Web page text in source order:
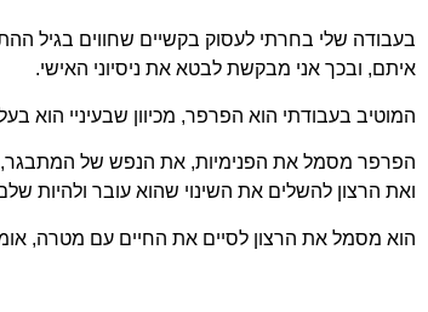
בעבודה שלי בחרתי לעסוק בקשיים שחווים בגיל
איתם, ובכך אני מבקשת לבטא את ניסיוני האישי.
המוטיב בעבודתי הוא הפרפר, מכיוון שבעיניי הוא
הפרפר מסמל את הפנימיות, את הנפש של המתבגר,
ואת הרצון להשלים את השינוי שהוא עובר ולהיות
הוא מסמל את הרצון לסיים את החיים עם מטרה,